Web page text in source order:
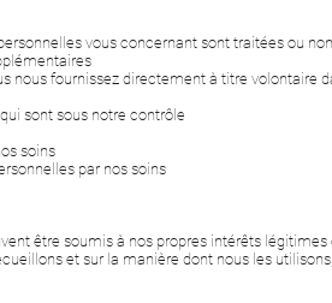
vous concernant sont traitées ou
fournissez directement à titre volontaire
sont sous notre contrôle
soins
par nos soins
être soumis à nos propres intérêts
et sur la manière dont nous les